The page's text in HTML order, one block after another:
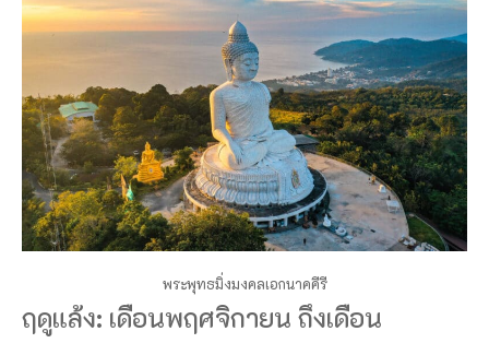
พระพุทธมิ่งมงคลเอกนาคคีรี
ฤดูแล้ง: เดือนพฤศจิกายน ถึงเดือน